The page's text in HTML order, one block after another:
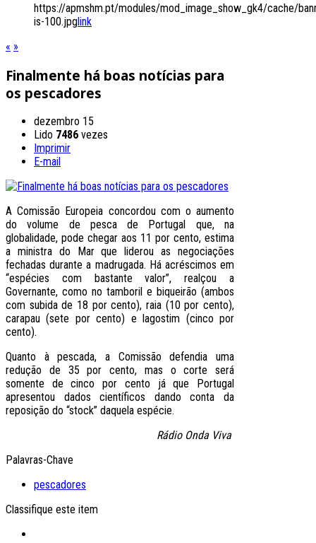
https://apmshm.pt/modules/mod_image_show_gk4/cache/
is-100.jpglink
« »
Finalmente há boas notícias para
os pescadores
dezembro 15
Lido 7486 vezes
Imprimir
E-mail
A Comissão Europeia concordou com o aumento
do volume de pesca de Portugal que, na
globalidade, pode chegar aos 11 por cento, estima
a ministra do Mar que liderou as negociações
fechadas durante a madrugada. Há acréscimos em
“espécies com bastante valor”, realçou a
Governante, como no tamboril e biqueirão (ambos
com subida de 18 por cento), raia (10 por cento),
carapau (sete por cento) e lagostim (cinco por
cento).
Quanto à pescada, a Comissão defendia uma
redução de 35 por cento, mas o corte será
somente de cinco por cento já que Portugal
apresentou dados científicos dando conta da
reposição do “stock” daquela espécie.
Rádio Onda Viva
Palavras-Chave
pescadores
Classifique este item